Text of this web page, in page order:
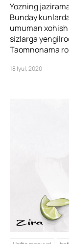
Yozning
Bunday
umuman xohish
sizlarga
Taomnonama
18 Iyul, 2020